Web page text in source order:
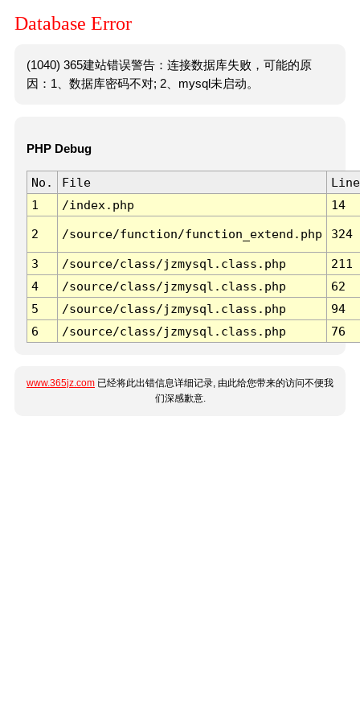
Database Error
(1040) 365建站错误警告：连接数据库失败，可能的原
因：1、数据库密码不对; 2、mysql未启动。
PHP Debug
No. File
Line
1
/index.php 14
2 /source/function/function_extend.php 324
3 /source/class/jzmysql.class.php
211
4
/source/class/jzmysql.class.php
62
5
/source/class/jzmysql.class.php
94
6
/source/class/jzmysql.class.php 76
www.365jz.com 已经将此出错信息详细记录, 由此给您带来的访问不便我
们深感歉意.